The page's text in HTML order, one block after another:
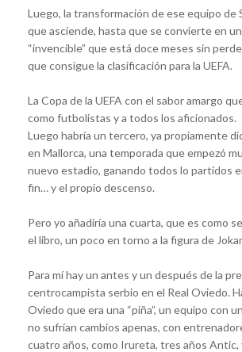
Luego, la transformación de ese equipo de
que asciende, hasta que se convierte en
“invencible” que está doce meses sin
que consigue la clasificación para la UEFA.
La Copa de la UEFA con el sabor amargo
como futbolistas y a todos los aficionados.
Luego habría un tercero, ya propiamente
en Mallorca, una temporada que empezó
nuevo estadio, ganando todos lo partidos
fin… y el propio descenso.
Pero yo añadiría una cuarta, que es como
el libro, un poco en torno a la figura de
Para mí hay un antes y un después de la
centrocampista serbio en el Real Oviedo.
Oviedo que era una “piña”, un equipo con
no sufrían cambios apenas, con
cuatro años, como Irureta, tres años Antic,